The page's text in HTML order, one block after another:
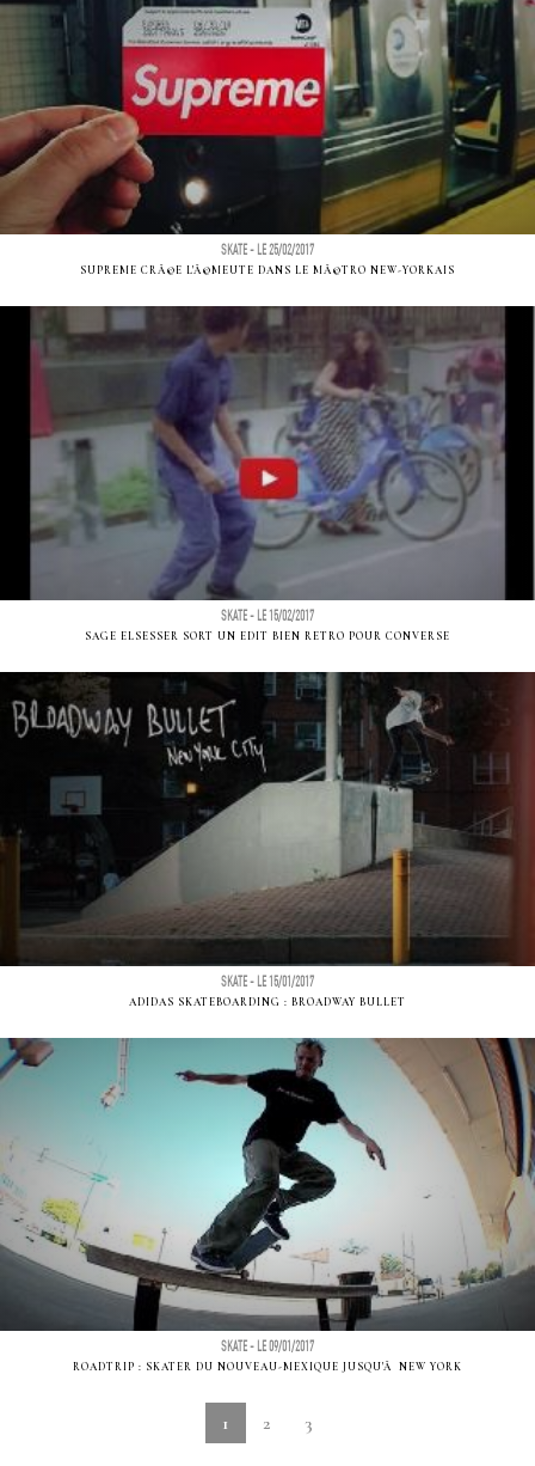
SKATE - LE 25/02/2017
SUPREME CRÃ©E L'Ã©MEUTE DANS LE MÃ©TRO NEW-YORKAIS
SKATE - LE 15/02/2017
SAGE ELSESSER SORT UN EDIT BIEN RETRO POUR CONVERSE
SKATE - LE 15/01/2017
ADIDAS SKATEBOARDING : BROADWAY BULLET
SKATE - LE 09/01/2017
ROADTRIP : SKATER DU NOUVEAU-MEXIQUE JUSQU'Ã NEW YORK
1 2 3